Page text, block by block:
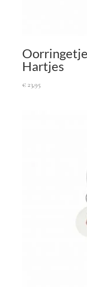
Hartjes
€23,95